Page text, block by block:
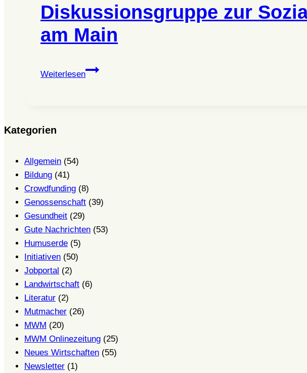
Main
Diskussionsgruppe zur
am Main
Weiterlesen
Diskussionsgruppe
Kategorien
Allgemein (54)
Bildung (41)
Crowdfunding (8)
Genossenschaft (39)
Gesundheit (29)
Gute Nachrichten (53)
Humuserde (5)
Initiativen (50)
Jobportal (2)
Landwirtschaft (6)
Literatur (2)
Mutmacher (26)
MWM (20)
MWM Onlinezeitung (25)
Neues Wirtschaften (55)
Newsletter (1)